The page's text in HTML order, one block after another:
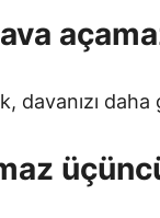
davanızı